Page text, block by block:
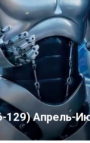
129) Апрель-